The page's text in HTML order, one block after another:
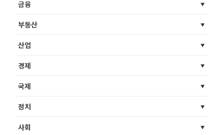
금융
부동산
산업
경제
국제
정치
사회